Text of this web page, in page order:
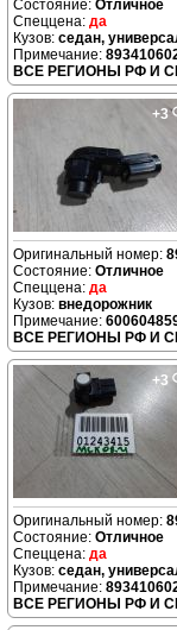
Отличное
да
седан,
ВСЕ РЕГИОНЫ РФ И
+3
Отличное
да
внедорожник
ВСЕ РЕГИОНЫ РФ И
+3
Отличное
да
седан,
ВСЕ РЕГИОНЫ РФ И